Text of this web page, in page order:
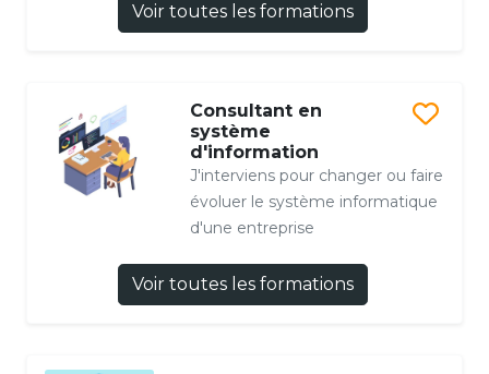
Voir toutes les formations
Consultant en
système
d'information
J'interviens pour changer ou faire
évoluer le système informatique
d'une entreprise
Voir toutes les formations